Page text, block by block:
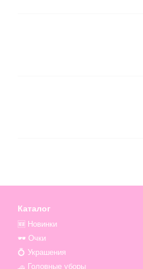
Каталог
🆕 Новинки
🕶 Очки
💍 Украшения
🧢 Головные уборы